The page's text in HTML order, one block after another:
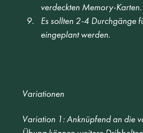
verdeckten Memory-Karten.
Es sollten 2-4 Durchgänge
eingeplant werden.
Variationen
Variation 1: Anknüpfend an die